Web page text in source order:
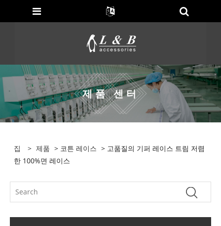
제품 센터
집 > 제품 > 코튼 레이스 > 고품질의 기퍼 레이스 트림 저렴
한 100%면 레이스